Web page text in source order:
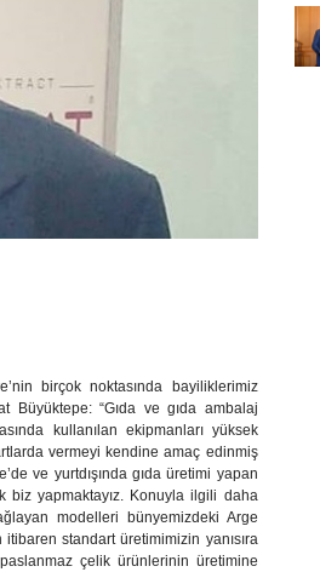
birçok noktasında bayiliklerimiz
Büyüktepe: “Gıda ve gıda ambalaj
kullanılan ekipmanları yüksek
vermeyi kendine amaç edinmiş
ve yurtdışında gıda üretimi yapan
biz yapmaktayız. Konuyla ilgili daha
modelleri bünyemizdeki Arge
standart üretimimizin yanısıra
çelik ürünlerinin üretimine